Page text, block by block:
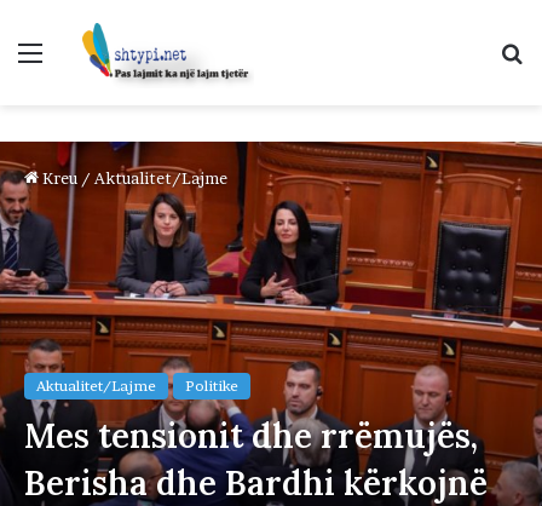
Menu
Kreu / Aktualitet/Lajme
Aktualitet/Lajme Politike
Mes tensionit dhe rrëmujës,
Berisha dhe Bardhi kërkojnë